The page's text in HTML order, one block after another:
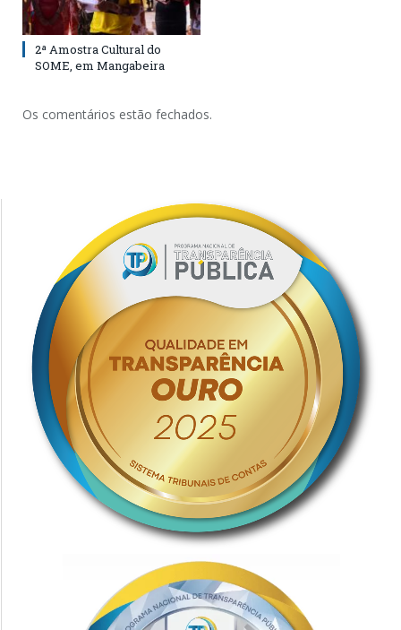
2ª Amostra Cultural do
SOME, em Mangabeira
Os comentários estão fechados.